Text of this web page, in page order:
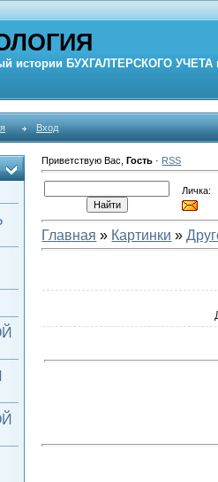
истории БУХГАЛТЕРСКОГО УЧЕТА
Вход
Приветствую Вас ,Гость · RSS
Личка:
Главная » Картинки »